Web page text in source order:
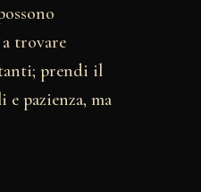
trovare
prendi il
pazienza, ma